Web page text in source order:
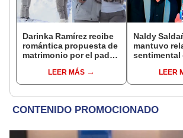
Darinka Ramírez recibe
romántica propuesta de
matrimonio por el padre
nervios, lágrimas y
muchísima felicidad"
LEER MÁS
Naldy
mantuvo
sentimental
denunciarlo
LEER